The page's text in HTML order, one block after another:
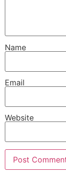
Name
Email
Website